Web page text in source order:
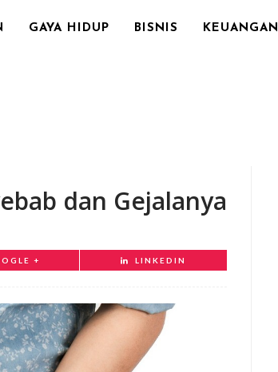
GAYA HIDUP BISNIS KEUANGAN
dan Gejalanya
+ LINKEDIN